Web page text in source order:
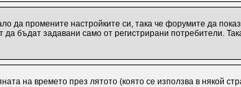
да промените настройките си, така че форумите да
задавани само от регистрирани потребители.
на времето през лятото (която се използва в някой